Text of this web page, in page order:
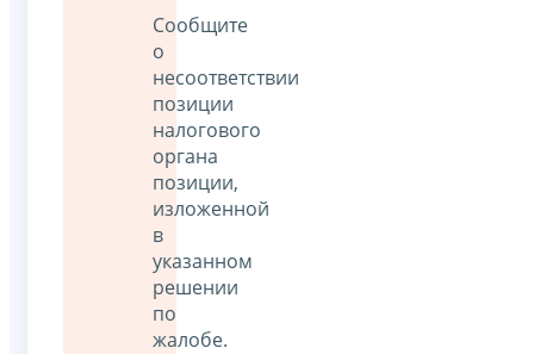
Сообщите
о
несоответствии
позиции
налогового
органа
позиции,
изложенной
в
указанном
решении
по
жалобе.